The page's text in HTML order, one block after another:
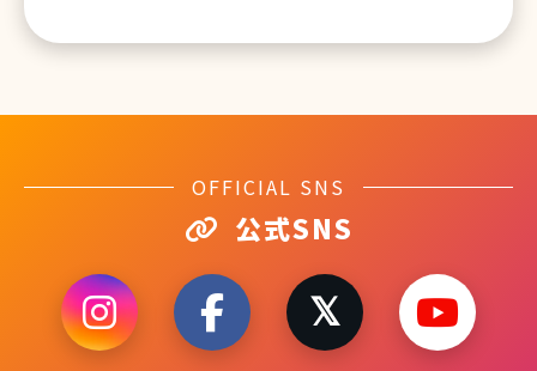
OFFICIAL SNS
公式SNS